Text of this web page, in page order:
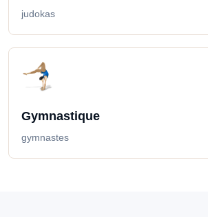
judokas
Gymnastique
gymnastes